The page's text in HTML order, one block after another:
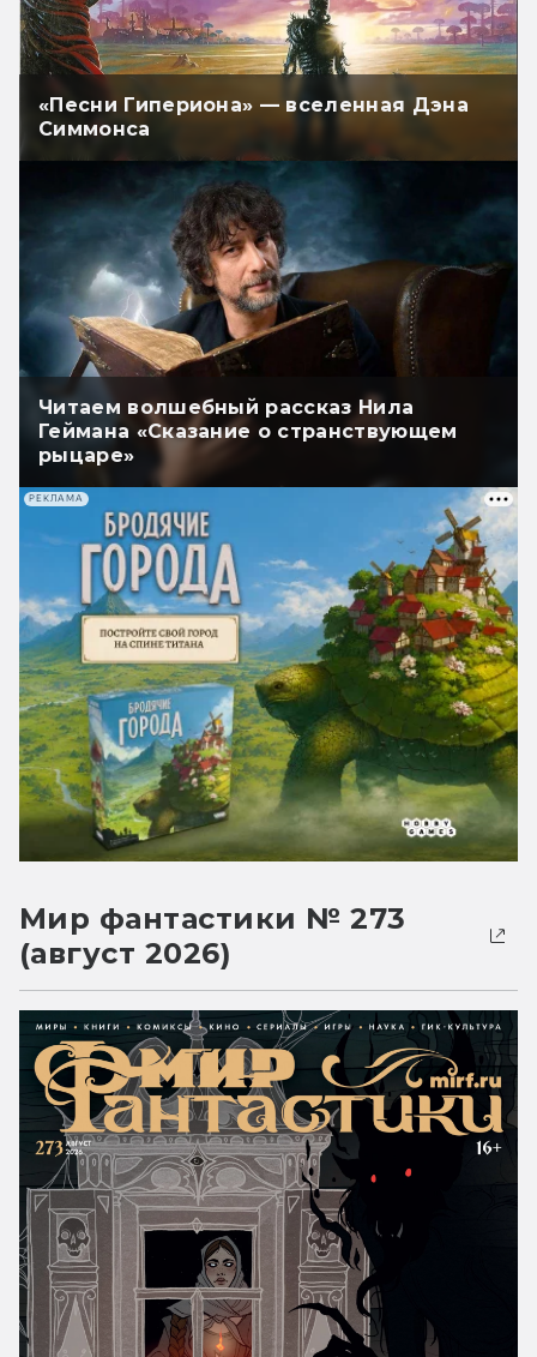
«Песни Гипериона» — вселенная Дэна
Симмонса
Читаем волшебный рассказ Нила
Геймана «Сказание о странствующем
рыцаре»
РЕКЛАМА
Мир фантастики № 273
(август 2026)